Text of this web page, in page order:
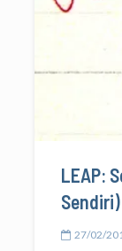
LEAP:
Sendiri)
27/02/